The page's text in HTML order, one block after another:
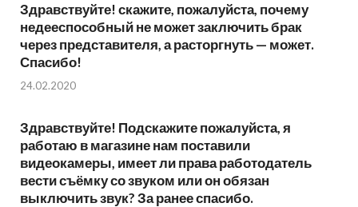
Здравствуйте! скажите, пожалуйста, почему
недееспособный не может заключить брак
через представителя, а расторгнуть — может.
Спасибо!
24.02.2020
Здравствуйте! Подскажите пожалуйста, я
работаю в магазине нам поставили
видеокамеры, имеет ли права работодатель
вести съёмку со звуком или он обязан
выключить звук? За ранее спасибо.